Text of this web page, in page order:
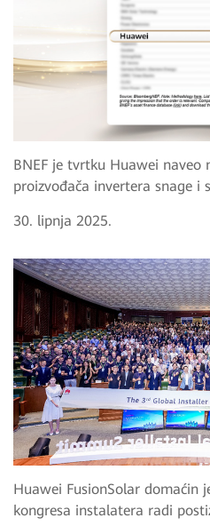
BNEF je tvrtku Huawei naveo
proizvođača invertera snage i
30. lipnja 2025.
Huawei FusionSolar domaćin
kongresa instalatera radi